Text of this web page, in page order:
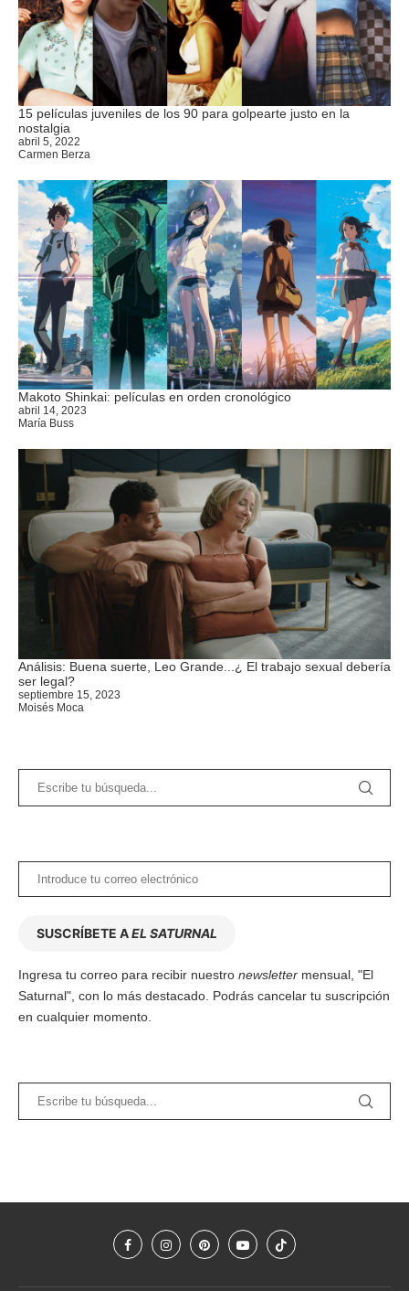
15 películas juveniles de los 90 para golpearte justo en la
nostalgia
abril 5, 2022
Carmen Berza
Makoto Shinkai: películas en orden cronológico
abril 14, 2023
María Buss
Análisis: Buena suerte, Leo Grande...¿ El trabajo sexual debería
ser legal?
septiembre 15, 2023
Moisés Moca
SUSCRÍBETE AEL SATURNAL
Ingresa tu correo para recibir nuestro newsletter mensual, "El
Saturnal", con lo más destacado. Podrás cancelar tu suscripción
en cualquier momento.